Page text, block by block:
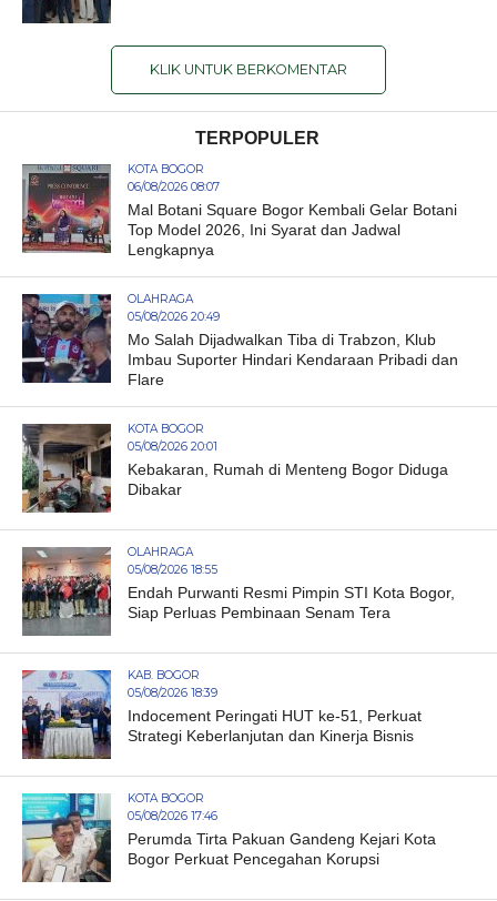
KLIK UNTUK BERKOMENTAR
TERPOPULER
KOTA BOGOR
06/08/2026 08:07
Mal Botani Square Bogor Kembali Gelar Botani
Top Model 2026, Ini Syarat dan Jadwal
Lengkapnya
OLAHRAGA
05/08/2026 20:49
Mo Salah Dijadwalkan Tiba di Trabzon, Klub
Imbau Suporter Hindari Kendaraan Pribadi dan
Flare
KOTA BOGOR
05/08/2026 20:01
Kebakaran, Rumah di Menteng Bogor Diduga
Dibakar
OLAHRAGA
05/08/2026 18:55
Endah Purwanti Resmi Pimpin STI Kota Bogor,
Siap Perluas Pembinaan Senam Tera
KAB. BOGOR
05/08/2026 18:39
Indocement Peringati HUT ke-51, Perkuat
Strategi Keberlanjutan dan Kinerja Bisnis
KOTA BOGOR
05/08/2026 17:46
Perumda Tirta Pakuan Gandeng Kejari Kota
Bogor Perkuat Pencegahan Korupsi